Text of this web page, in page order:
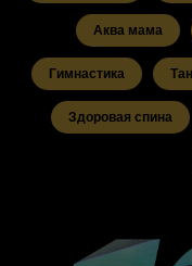
Аква мама
Гимнастика
Здоровая спина